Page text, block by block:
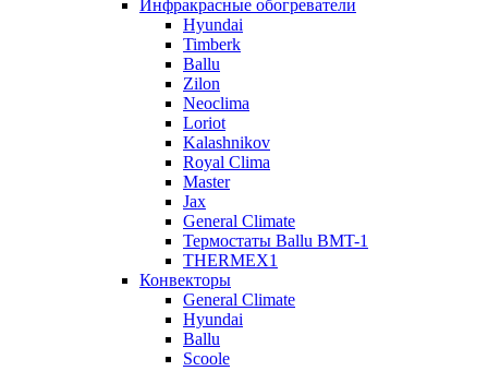
Инфракрасные обогреватели
Hyundai
Timberk
Ballu
Zilon
Neoclima
Loriot
Kalashnikov
Royal Clima
Master
Jax
General Climate
Термостаты Ballu BMT-1
THERMEX1
Конвекторы
General Climate
Hyundai
Ballu
Scoole